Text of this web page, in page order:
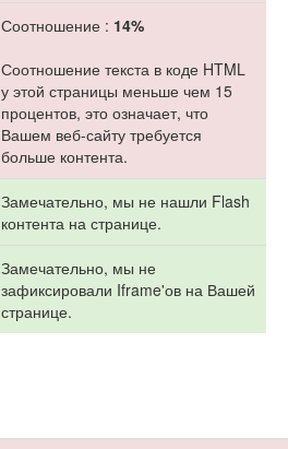
Соотношение : 14%
Соотношение текста в коде HTML
у этой страницы меньше чем 15
процентов, это означает, что
Вашем веб-сайту требуется
больше контента.
Замечательно, мы не нашли Flash
контента на странице.
Замечательно, мы не
зафиксировали Iframe'ов на Вашей
странице.